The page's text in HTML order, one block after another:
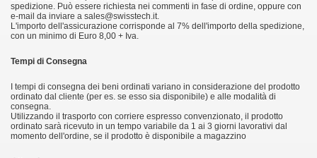
spedizione. Può essere richiesta nei commenti in fase di ordine, oppure con
e-mail da inviare a sales@swisstech.it.
L'importo dell'assicurazione corrisponde al 7% dell'importo della spedizione,
con un minimo di Euro 8,00 + Iva.
Tempi di Consegna
I tempi di consegna dei beni ordinati variano in considerazione del prodotto
ordinato dal cliente (per es. se esso sia disponibile) e alle modalità di
consegna.
Utilizzando il trasporto con corriere espresso convenzionato, il prodotto
ordinato sarà ricevuto in un tempo variabile da 1 ai 3 giorni lavorativi dal
momento dell'ordine, se il prodotto è disponibile a magazzino